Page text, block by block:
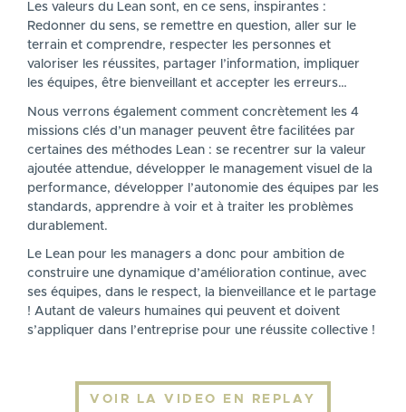
Les valeurs du Lean sont, en ce sens, inspirantes :
Redonner du sens, se remettre en question, aller sur le
terrain et comprendre, respecter les personnes et
valoriser les réussites, partager l’information, impliquer
les équipes, être bienveillant et accepter les erreurs…
Nous verrons également comment concrètement les 4
missions clés d’un manager peuvent être facilitées par
certaines des méthodes Lean : se recentrer sur la valeur
ajoutée attendue, développer le management visuel de la
performance, développer l’autonomie des équipes par les
standards, apprendre à voir et à traiter les problèmes
durablement.
Le Lean pour les managers a donc pour ambition de
construire une dynamique d’amélioration continue, avec
ses équipes, dans le respect, la bienveillance et le partage
! Autant de valeurs humaines qui peuvent et doivent
s’appliquer dans l’entreprise pour une réussite collective !
VOIR LA VIDEO EN REPLAY